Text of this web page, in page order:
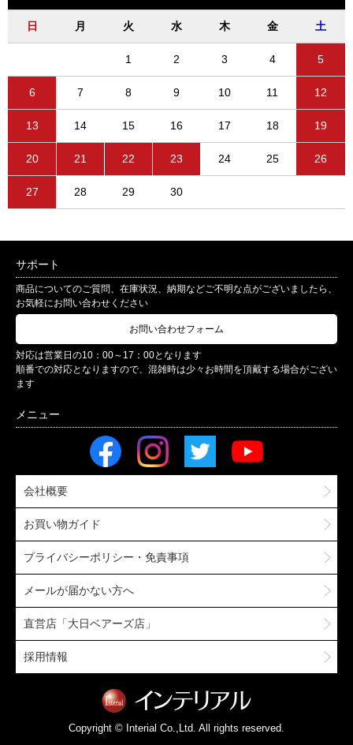
日 月 火 水 木 金 土
1 2 3 4 5
6 7 8 9 10 11 12
13 14 15 16 17 18 19
20 21 22 23 24 25 26
27 28 29 30
サポート
商品についてのご質問、在庫状況、納期などご不明な点がございましたら、
お気軽にお問い合わせください
お問い合わせフォーム
対応は営業日の10：00～17：00となります
順番での対応となりますので、混雑時は少々お時間を頂戴する場合がござい
ます
会社概要
お買い物ガイド
プライバシーポリシー・免責事項
メールが届かない方へ
直営店「大日ベアーズ店」
採用情報
Copyright © Interial Co.,Ltd. All rights reserved.